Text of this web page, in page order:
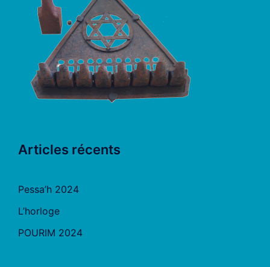
Articles récents
Pessa’h 2024
L’horloge
POURIM 2024